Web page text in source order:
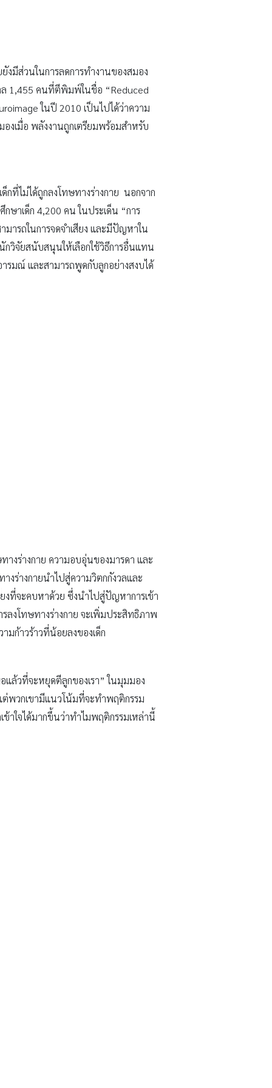
ยังมีส่วนในการลดการทำงานของสมอง
ล 1,455 คนที่ตีพิมพ์ในชื่อ “Reduced
ในปี 2010 เป็นไปได้ว่าความ
งเมื่อ พลังงานถูกเตรียมพร้อมสำหรับ
กที่ไม่ได้ถูกลงโทษทางร่างกาย นอกจาก
ษาเด็ก 4,200 คน ในประเด็น “การ
ารถในการจดจำเสียง และมีปัญหาใน
กวิจัยสนับสนุนให้เลือกใช้วิธีการอื่นแทน
รมณ์ และสามารถพูดกับลูกอย่างสงบได้
งร่างกาย ความอบอุ่นของมารดา และ
งร่างกายนำไปสู่ความวิตกกังวลและ
งที่จะคบหาด้วย ซึ่งนำไปสู่ปัญหาการเข้า
ลงโทษทางร่างกาย จะเพิ่มประสิทธิภาพ
มก้าวร้าวที่น้อยลงของเด็ก
แล้วที่จะหยุดตีลูกของเรา” ในมุมมอง
ต่พวกเขามีแนวโน้มที่จะทำพฤติกรรม
าใจได้มากขึ้นว่าทำไมพฤติกรรมเหล่านี้